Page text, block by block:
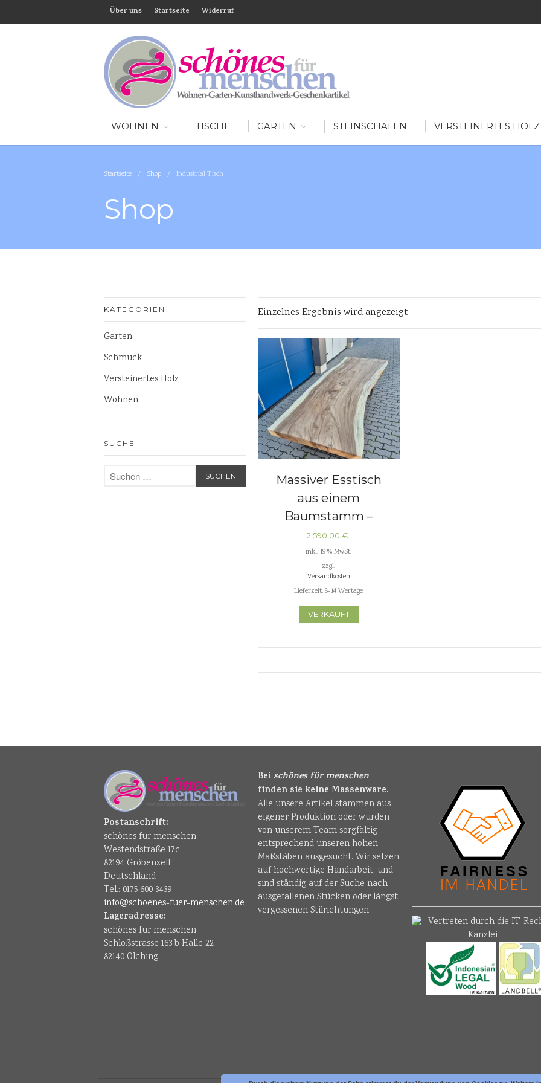
Über uns Startseite Widerruf
WOHNEN TISCHE GARTEN STEINSCHALEN VERSTEINERTES HOLZ
Startseite / Shop / Industrial Tisch
Shop
KATEGORIEN
Garten
Schmuck
Versteinertes Holz
Wohnen
SUCHE
Einzelnes Ergebnis wird angezeigt
Massiver Esstisch
aus einem
Baumstamm –
natürliches Unikat
mit Stahlbeinen
2.590,00 €
inkl. 19 % MwSt.
zzgl.
Versandkosten
Lieferzeit:8-14 Wertage
VERKAUFT
Postanschrift:
schönes für menschen
Westendstraße 17c
82194 Gröbenzell
Deutschland
Tel.: 0175 600 3439
info@schoenes-fuer-menschen.de
Lageradresse:
schönes für menschen
Schloßstrasse 163 b Halle 22
82140 Olching
Beischönes für menschen
finden sie keine Massenware.
Alle unsere Artikel stammen aus
eigener Produktion oder wurden
von unserem Team sorgfältig
entsprechend unseren hohen
Maßstäben ausgesucht. Wir setzen
auf hochwertige Handarbeit, und
sind ständig auf der Suche nach
ausgefallenen Stücken oder längst
vergessenen Stilrichtungen.